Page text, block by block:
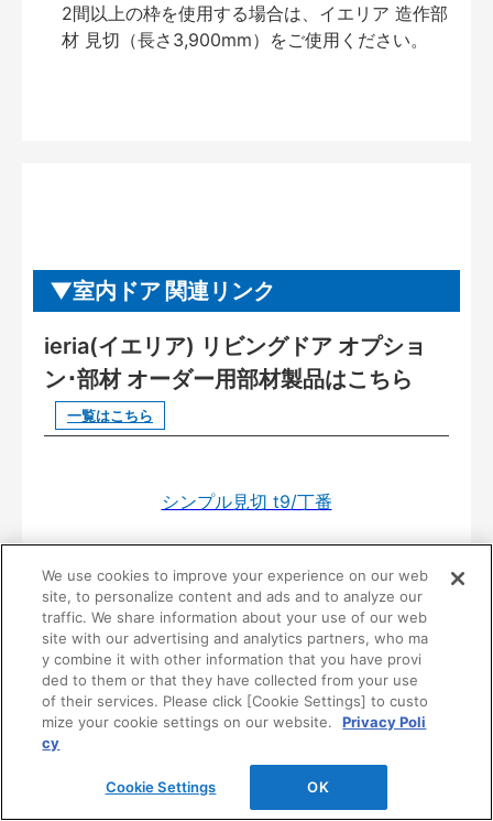
2間以上の枠を使用する場合は、イエリア 造作部
材 見切（長さ3,900mm）をご使用ください。
室内ドア 関連リンク
ieria(イエリア) リビングドア オプショ
ン･部材 オーダー用部材製品はこちら
一覧はこちら
シンプル見切 t9/丁番
部品･部材一覧表
シンプル見切 t7
室内ドア・内装ドア・建具のおすすめ
商品
片開きドア
We use cookies to improve your experience on our web
site, to personalize content and ads and to analyze our
traffic. We share information about your use of our web
site with our advertising and analytics partners, who ma
y combine it with other information that you have provi
ded to them or that they have collected from your use
of their services. Please click [Cookie Settings] to custo
mize your cookie settings on our website.
Privacy Poli
cy
Cookie Settings OK